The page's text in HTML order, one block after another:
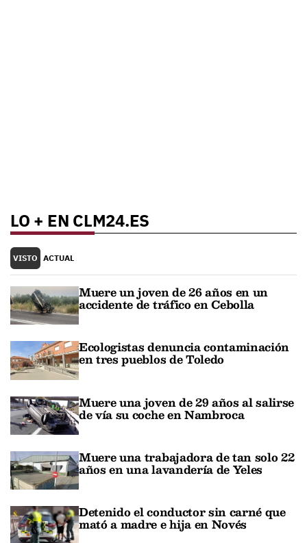
LO + EN CLM24.ES
VISTO ACTUAL
Muere un joven de 26 años en un
accidente de tráfico en Cebolla
Ecologistas denuncia contaminación
en tres pueblos de Toledo
Muere una joven de 29 años al salirse
de vía su coche en Nambroca
Muere una trabajadora de tan solo 22
años en una lavandería de Yeles
Detenido el conductor sin carné que
mató a madre e hija en Novés